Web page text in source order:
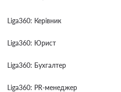
Liga360: Керівник
Liga360: Юрист
Liga360: Бухгалтер
Liga360: PR-менеджер